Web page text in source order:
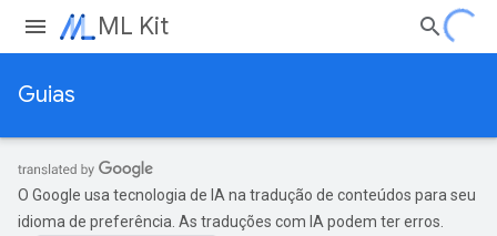
ML Kit
Guias
O Google usa tecnologia de IA na tradução de conteúdos para seu
idioma de preferência. As traduções com IA podem ter erros.